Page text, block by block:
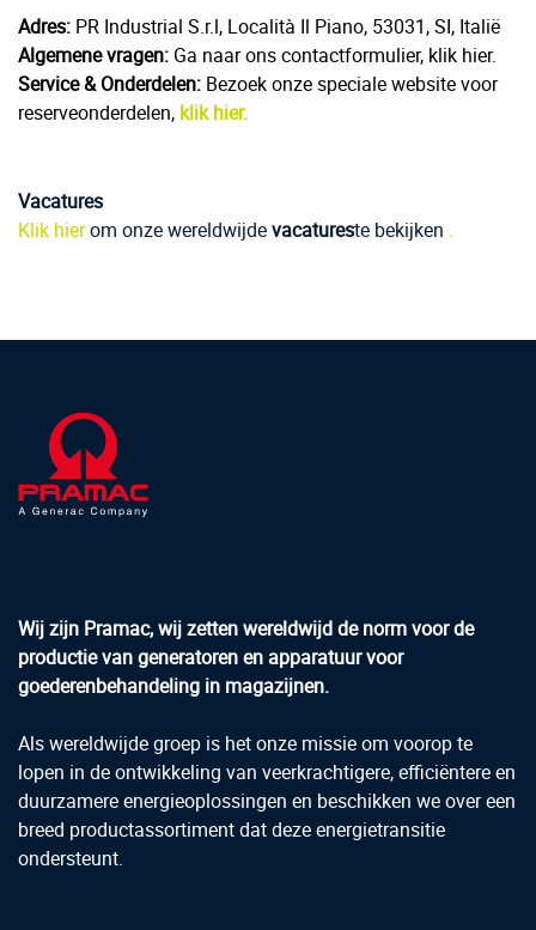
Adres: PR Industrial S.r.l, Località Il Piano, 53031, SI, Italië
Algemene vragen: Ga naar ons contactformulier, klik hier.
Service & Onderdelen: Bezoek onze speciale website voor
reserveonderdelen, klik hier.
Vacatures
Klik hierom onze wereldwijdevacatureste bekijken .
Wij zijn Pramac, wij zetten wereldwijd de norm voor de
productie van generatoren en apparatuur voor
goederenbehandeling in magazijnen.
Als wereldwijde groep is het onze missie om voorop te
lopen in de ontwikkeling van veerkrachtigere, efficiëntere en
duurzamere energieoplossingen en beschikken we over een
breed productassortiment dat deze energietransitie
ondersteunt.